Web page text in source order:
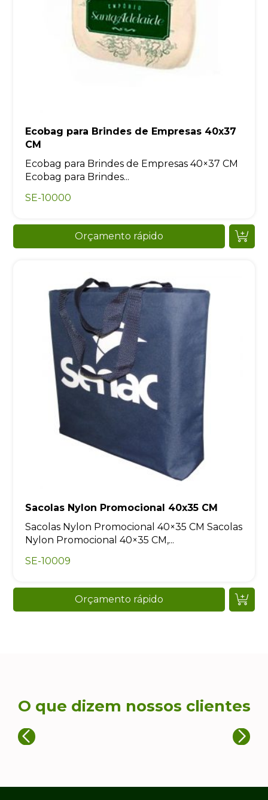
Ecobag para Brindes de Empresas 40x37
CM
Ecobag para Brindes de Empresas 40×37 CM
Ecobag para Brindes...
SE-10000
Orçamento rápido
Sacolas Nylon Promocional 40x35 CM
Sacolas Nylon Promocional 40×35 CM Sacolas
Nylon Promocional 40×35 CM,...
SE-10009
Orçamento rápido
O que dizem nossos clientes